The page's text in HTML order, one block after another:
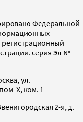
Федеральной
серия Эл №
ул.
X, ком. 1
2-я, д.